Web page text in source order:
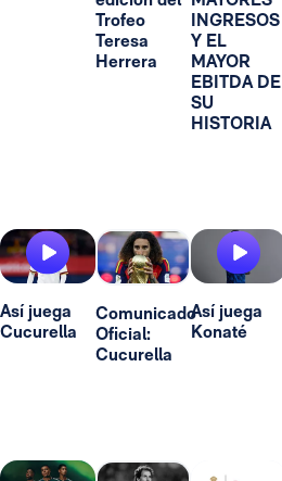
Trofeo
Teresa
Herrera
INGRESOS
Y EL
MAYOR
EBITDA DE
SU
HISTORIA
Así juega
Cucurella
Comunicado
Oficial:
Cucurella
Así juega
Konaté